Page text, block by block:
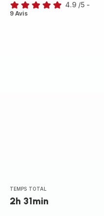
ratings.4.9
4.9 /5 -
9 Avis
TEMPS TOTAL
2h 31min